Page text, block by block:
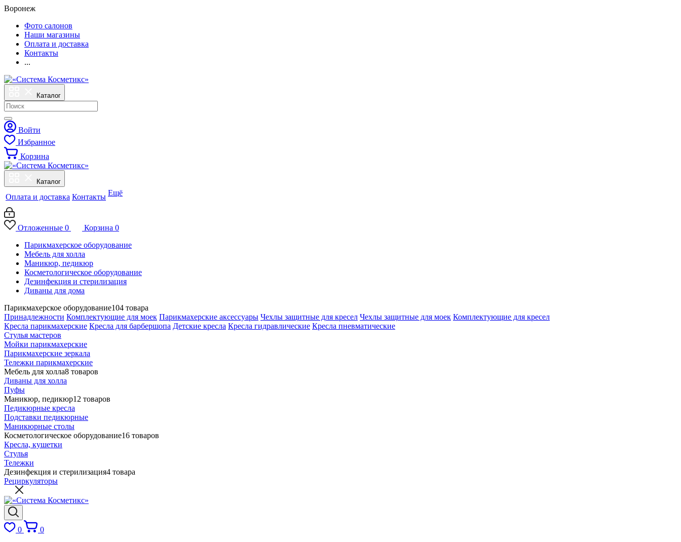
Воронеж
Фото салонов
Наши магазины
Оплата и доставка
Контакты
...
Каталог
Войти
Избранное
Корзина
Каталог
Оплата и доставка Контакты Ещё
Отложенные 0 Корзина 0
Парикмахерское оборудование
Мебель для холла
Маникюр, педикюр
Косметологическое оборудование
Дезинфекция и стерилизация
Диваны для дома
Парикмахерское оборудование104 товара
Принадлежности Комплектующие для моек Парикмахерские аксессуары Чехлы защитные для кресел Чехлы защитные для моек Комплектующие для кресел
Кресла парикмахерские Кресла для барбершопа Детские кресла Кресла гидравлические Кресла пневматические
Стулья мастеров
Мойки парикмахерские
Парикмахерские зеркала
Тележки парикмахерские
Мебель для холла8 товаров
Диваны для холла
Пуфы
Маникюр, педикюр12 товаров
Педикюрные кресла
Подставки педикюрные
Маникюрные столы
Косметологическое оборудование16 товаров
Кресла, кушетки
Стулья
Тележки
Дезинфекция и стерилизация4 товара
Рециркуляторы
0
0